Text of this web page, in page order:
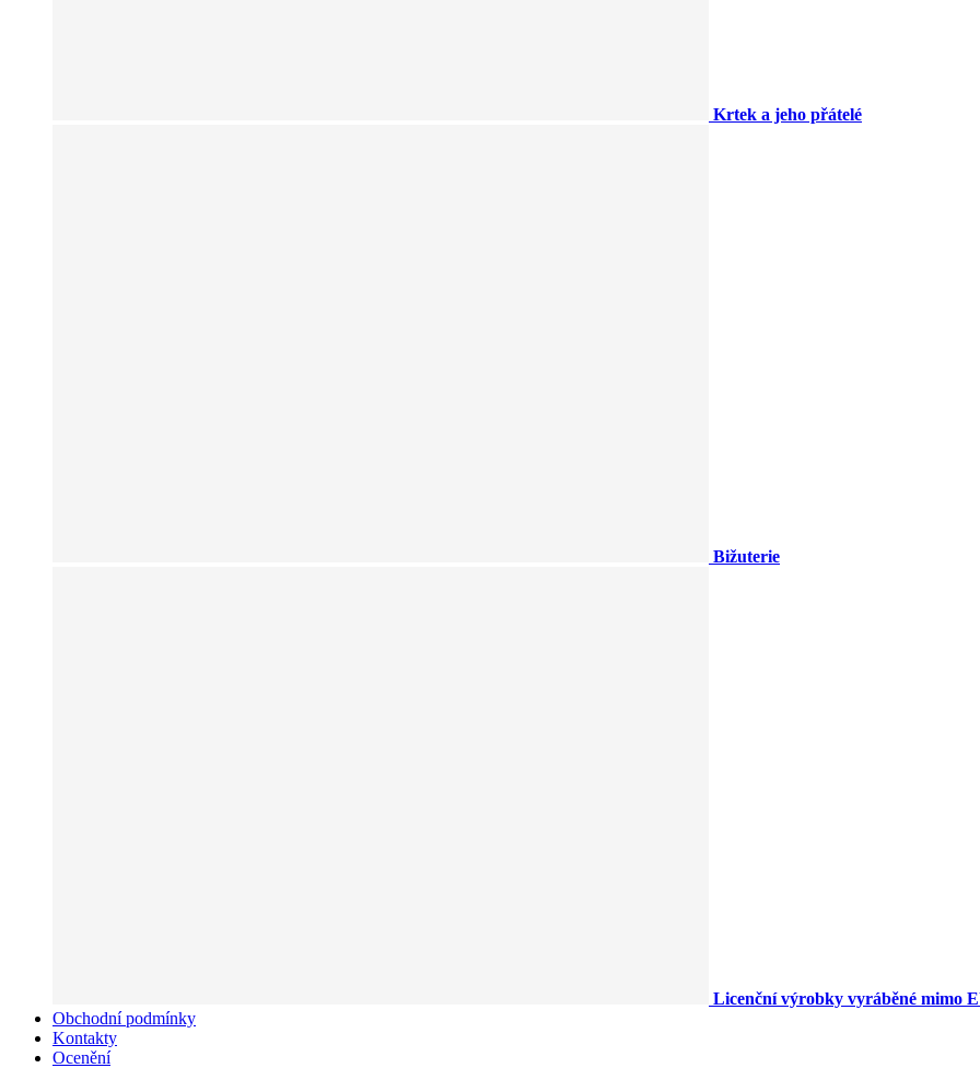
Krtek a jeho přátelé
Bižuterie
Licenční výrobky vyráběné mimo
Obchodní podmínky
Kontakty
Ocenění